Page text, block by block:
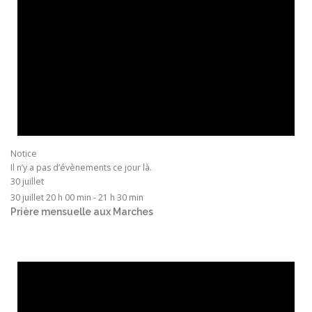
Notice
Il n’y a pas d’évènements ce jour là.
30 juillet
30 juillet 20 h 00 min -21 h 30 min
Prière mensuelle aux Marches